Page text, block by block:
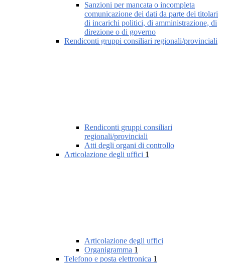
Sanzioni per mancata o incompleta
comunicazione dei dati da parte dei titolari
di incarichi politici, di amministrazione, di
direzione o di governo
Rendiconti gruppi consiliari regionali/provinciali
Rendiconti gruppi consiliari
regionali/provinciali
Atti degli organi di controllo
Articolazione degli uffici 1
Articolazione degli uffici
Organigramma 1
Telefono e posta elettronica 1